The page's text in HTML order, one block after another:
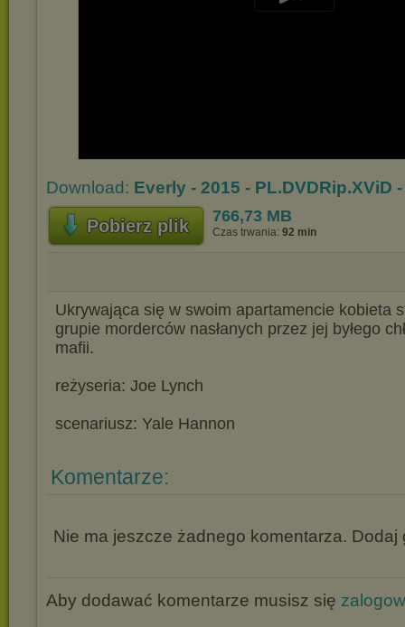
Download: Everly - 2015 - PL.DVDRip.XViD
Pobierz plik 766,73 MB
Czas trwania: 92 min
Ukrywająca się w swoim apartamencie kobieta
grupie morderców nasłanych przez jej byłego
mafii.
reżyseria: Joe Lynch
scenariusz: Yale Hannon
Komentarze:
Nie ma jeszcze żadnego komentarza. Dodaj
Aby dodawać komentarze musisz się